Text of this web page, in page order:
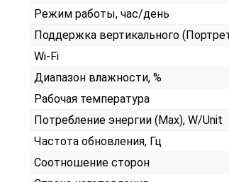
Режим работы, час/день
Поддержка вертикального
Wi-Fi
Диапазон влажности, %
Рабочая температура
Потребление энергии (Max), W/Unit
Частота обновления, Гц
Соотношение сторон